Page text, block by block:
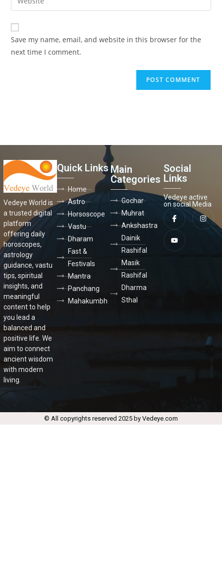
Save my name, email, and website in this browser for the
next time I comment.
Vedeye World is
a trusted digital
platform
offering daily
horoscopes,
astrology
guidance, vastu
tips, spiritual
insights, and
meaningful
content to help
you lead a
balanced and
positive life. We
aim to connect
ancient wisdom
with modern
living.
Quick Links
Home
Astro
Horsoscope
Vastu
Dharam
Fast &
Festivals
Mantra
Panchang
Mahakumbh
Main
Categories
Gochar
Muhrat
Ankshastra
Dainik
Rashifal
Masik
Rashifal
Dharma
Sthal
Social
Links
Vedeye active
on social Media
© All copyrights reserved 2025 by Vedeye.com